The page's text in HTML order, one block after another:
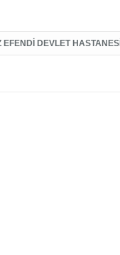
EFENDI DEVLET HASTANESI